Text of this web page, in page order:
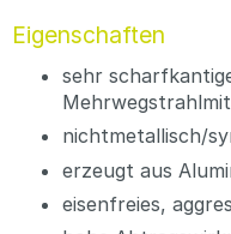
Eigenschaften
sehr
nichtmetallisch/
erzeugt aus
eisenfreies,